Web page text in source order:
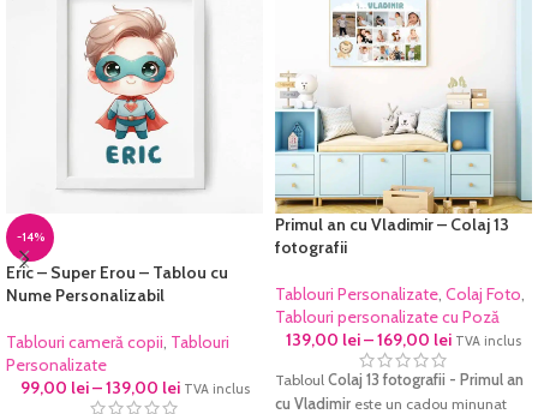
-14%
Eric – Super Erou – Tablou cu
Nume Personalizabil
Tablouri cameră copii, Tablouri
Personalizate
99,00 lei–139,00 lei TVA inclus
Primul an cu Vladimir – Colaj 13
fotografii
Tablouri Personalizate, Colaj Foto,
Tablouri personalizate cu Poză
139,00 lei–169,00 lei TVA inclus
Tabloul Colaj 13 fotografii - Primul an
cu Vladimir este un cadou minunat